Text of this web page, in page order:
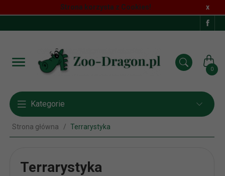
Strona korzysta z Cookies! x
0
Kategorie
Strona główna Terrarystyka
Terrarystyka